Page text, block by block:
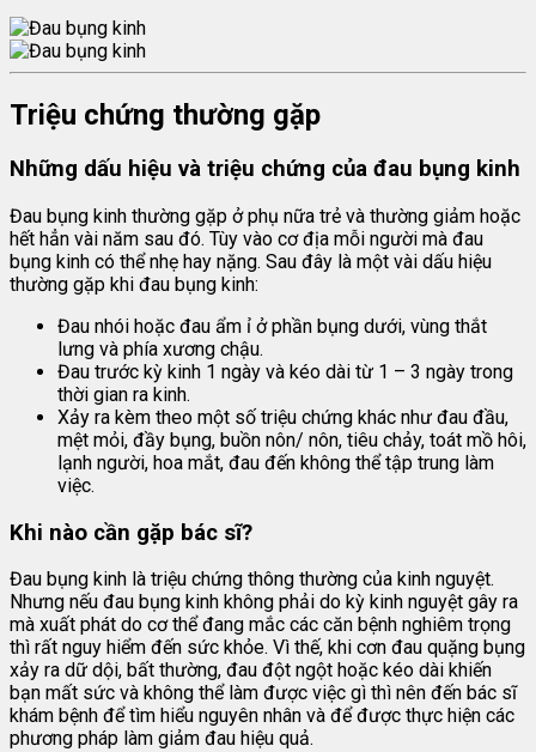
Triệu chứng thường gặp
Những dấu hiệu và triệu chứng của đau bụng kinh
Đau bụng kinh thường gặp ở phụ nữa trẻ và thường giảm hoặc
hết hẳn vài năm sau đó. Tùy vào cơ địa mỗi người mà đau
bụng kinh có thể nhẹ hay nặng. Sau đây là một vài dấu hiệu
thường gặp khi đau bụng kinh:
Đau nhói hoặc đau ẩm ỉ ở phần bụng dưới, vùng thắt
lưng và phía xương chậu.
Đau trước kỳ kinh 1 ngày và kéo dài từ 1 – 3 ngày trong
thời gian ra kinh.
Xảy ra kèm theo một số triệu chứng khác như đau đầu,
mệt mỏi, đầy bụng, buồn nôn/ nôn, tiêu chảy, toát mồ hôi,
lạnh người, hoa mắt, đau đến không thể tập trung làm
việc.
Khi nào cần gặp bác sĩ?
Đau bụng kinh là triệu chứng thông thường của kinh nguyệt.
Nhưng nếu đau bụng kinh không phải do kỳ kinh nguyệt gây ra
mà xuất phát do cơ thể đang mắc các căn bệnh nghiêm trọng
thì rất nguy hiểm đến sức khỏe. Vì thế, khi cơn đau quặng bụng
xảy ra dữ dội, bất thường, đau đột ngột hoặc kéo dài khiến
bạn mất sức và không thể làm được việc gì thì nên đến bác sĩ
khám bệnh để tìm hiểu nguyên nhân và để được thực hiện các
phương pháp làm giảm đau hiệu quả.